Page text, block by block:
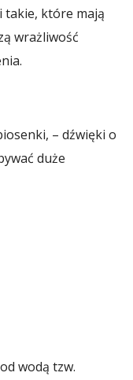
takie, które mają
wrażliwość
– dźwięki o
duże
wodą tzw.